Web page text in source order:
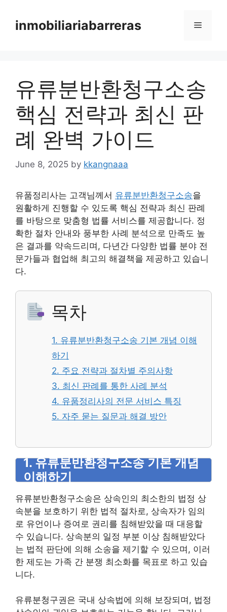
contentinmobiliariabarreras Menu
유류분반환청구소송
핵심 전략과 최신 판
례 완벽 가이드
June 8, 2025 by kkangnaaa
유품정리사는 고객님께서 유류분반환청구소송을
원활하게 진행할 수 있도록 핵심 전략과 최신 판례
를 바탕으로 맞춤형 법률 서비스를 제공합니다. 정
확한 절차 안내와 풍부한 사례 분석으로 만족도 높
은 결과를 약속드리며, 다년간 다양한 법률 분야 전
문가들과 협업해 최고의 해결책을 제공하고 있습니
다.
목차
1. 유류분반환청구소송 기본 개념 이해
하기
2. 주요 전략과 절차별 주의사항
3. 최신 판례를 통한 사례 분석
4. 유품정리사의 전문 서비스 특징
5. 자주 묻는 질문과 해결 방안
1. 유류분반환청구소송 기본 개념
이해하기
유류분반환청구소송은 상속인의 최소한의 법정 상
속분을 보호하기 위한 법적 절차로, 상속자가 임의
로 유언이나 증여로 권리를 침해받았을 때 대응할
수 있습니다. 상속분의 일정 부분 이상 침해받았다
는 법적 판단에 의해 소송을 제기할 수 있으며, 이러
한 제도는 가족 간 분쟁 최소화를 목표로 하고 있습
니다.
유류분청구권은 국내 상속법에 의해 보장되며, 법정